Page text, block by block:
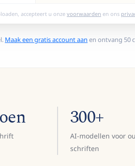
accepteert u onze voorwaarden en ons
Maak een gratis account aan en ontvang 50
300+
AI-modellen voor
schriften